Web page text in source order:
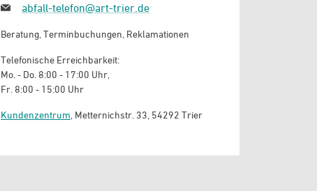
abfall-telefon@art-trier.de
Beratung, Terminbuchungen, Reklamationen
Telefonische Erreichbarkeit:
Mo. - Do. 8:00 - 17:00 Uhr,
Fr. 8:00 - 15:00 Uhr
Kundenzentrum , Metternichstr. 33, 54292 Trier